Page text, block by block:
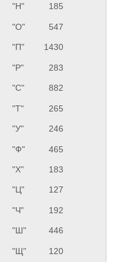
"Н" 185
"О" 547
"П" 1430
"Р" 283
"С" 882
"Т" 265
"У" 246
"Ф" 465
"Х" 183
"Ц" 127
"Ч" 192
"Ш" 446
"Щ" 120